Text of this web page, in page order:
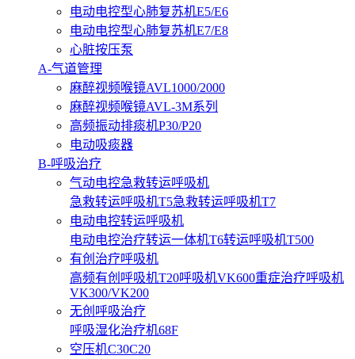
电动电控型心肺复苏机E5/E6
电动电控型心肺复苏机E7/E8
心脏按压泵
A-气道管理
麻醉视频喉镜AVL1000/2000
麻醉视频喉镜AVL-3M系列
高频振动排痰机P30/P20
电动吸痰器
B-呼吸治疗
气动电控急救转运呼吸机
急救转运呼吸机T5急救转运呼吸机T7
电动电控转运呼吸机
电动电控治疗转运一体机T6转运呼吸机T500
有创治疗呼吸机
高频有创呼吸机T20呼吸机VK600重症治疗呼吸机
VK300/VK200
无创呼吸治疗
呼吸湿化治疗机68F
空压机C30C20